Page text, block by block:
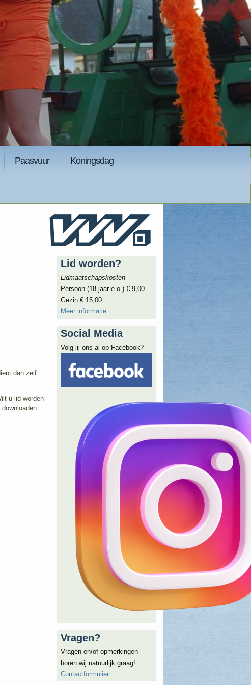
Paasvuur Koningsdag
dan zelf
u lid worden
Lid worden?
Lidmaatschapskosten
Persoon (18 jaar e.o.) € 9,00
Gezin € 15,00
Meer informatie
Social Media
Volg jij ons al op Facebook?
Vragen?
Vragen en/of opmerkingen
horen wij natuurlijk graag!
Contactformulier